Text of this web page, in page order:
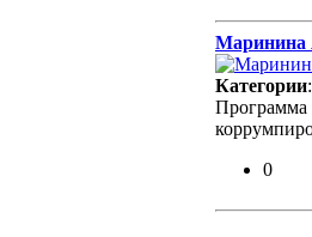
Маринина
Категории:
Программа
0